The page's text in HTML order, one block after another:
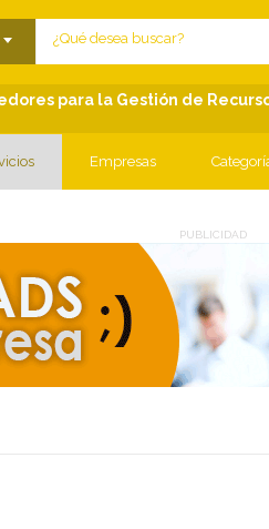
para la Gestión de
Empresas
PUBLICIDAD